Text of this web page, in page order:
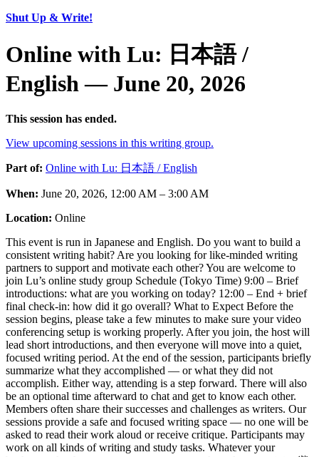
Shut Up & Write!
Online with Lu: 日本語 /
English — June 20, 2026
This session has ended.
View upcoming sessions in this writing group.
Part of: Online with Lu: 日本語 / English
When: June 20, 2026, 12:00 AM – 3:00 AM
Location: Online
This event is run in Japanese and English. Do you want to build a
consistent writing habit? Are you looking for like-minded writing
partners to support and motivate each other? You are welcome to
join Lu’s online study group Schedule (Tokyo Time) 9:00 – Brief
introductions: what are you working on today? 12:00 – End + brief
final check-in: how did it go overall? What to Expect Before the
session begins, please take a few minutes to make sure your video
conferencing setup is working properly. After you join, the host will
lead short introductions, and then everyone will move into a quiet,
focused writing period. At the end of the session, participants briefly
summarize what they accomplished — or what they did not
accomplish. Either way, attending is a step forward. There will also
be an optional time afterward to chat and get to know each other.
Members often share their successes and challenges as writers. Our
sessions provide a safe and focused writing space — no one will be
asked to read their work aloud or receive critique. Participants may
work on all kinds of writing and study tasks. Whatever your